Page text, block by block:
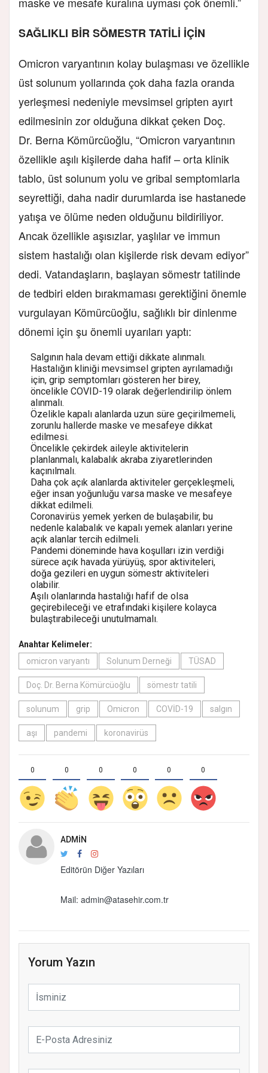
SAĞLIKLI BİR SÖMESTR TATİLİ İÇİN
Omicron varyantının kolay bulaşması ve özellikle
üst solunum yollarında çok daha fazla oranda
yerleşmesi nedeniyle mevsimsel gripten ayırt
edilmesinin zor olduğuna dikkat çeken Doç.
Dr. Berna Kömürcüoğlu, “Omicron varyantının
özellikle aşılı kişilerde daha hafif – orta klinik
tablo, üst solunum yolu ve gribal semptomlarla
seyrettiği, daha nadir durumlarda ise hastanede
yatışa ve ölüme neden olduğunu bildiriliyor.
Ancak özellikle aşısızlar, yaşlılar ve immun
sistem hastalığı olan kişilerde risk devam ediyor”
dedi. Vatandaşların, başlayan sömestr tatilinde
de tedbiri elden bırakmaması gerektiğini önemle
vurgulayan Kömürcüoğlu, sağlıklı bir dinlenme
dönemi için şu önemli uyarıları yaptı:
Salgının hala devam ettiği dikkate alınmalı.
Hastalığın kliniği mevsimsel gripten ayrılamadığı
için, grip semptomları gösteren her birey,
öncelikle COVID-19 olarak değerlendirilip önlem
alınmalı.
Özelikle kapalı alanlarda uzun süre geçirilmemeli,
zorunlu hallerde maske ve mesafeye dikkat
edilmesi.
Öncelikle çekirdek aileyle aktivitelerin
planlanmalı, kalabalık akraba ziyaretlerinden
kaçınılmalı.
Daha çok açık alanlarda aktiviteler gerçekleşmeli,
eğer insan yoğunluğu varsa maske ve mesafeye
dikkat edilmeli.
Coronavirüs yemek yerken de bulaşabilir, bu
nedenle kalabalık ve kapalı yemek alanları yerine
açık alanlar tercih edilmeli.
Pandemi döneminde hava koşulları izin verdiği
sürece açık havada yürüyüş, spor aktiviteleri,
doğa gezileri en uygun sömestr aktiviteleri
olabilir.
Aşılı olanlarında hastalığı hafif de olsa
geçirebileceği ve etrafındaki kişilere kolayca
bulaştırabileceği unutulmamalı.
Anahtar Kelimeler:
omicron varyantı
Solunum Derneği TÜSAD
Doç. Dr. Berna Kömürcüoğlu sömestr tatili
solunum grip Omicron COVİD-19 salgın
aşı pandemi koronavirüs
0 0 0 0 0 0
ADMIN
Editörün Diğer Yazıları
Mail: admin@atasehir.com.tr
Yorum Yazın